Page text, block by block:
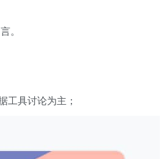
。
工具讨论为主；